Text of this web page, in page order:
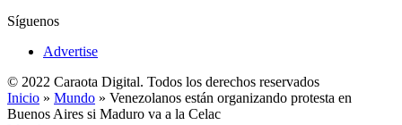
Síguenos
Advertise
© 2022 Caraota Digital. Todos los derechos reservados
Inicio » Mundo » Venezolanos están organizando protesta en
Buenos Aires si Maduro va a la Celac